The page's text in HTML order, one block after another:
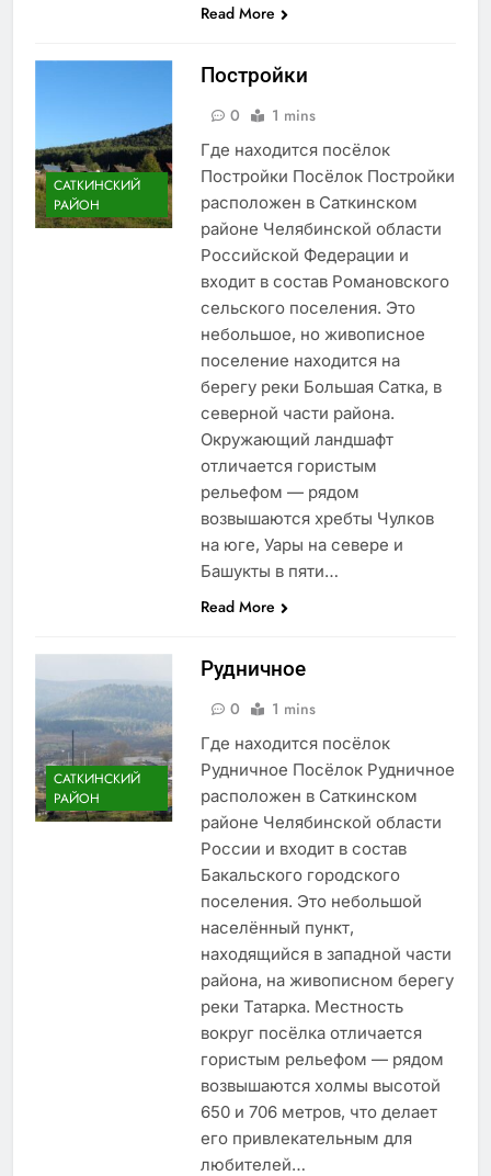
Read More
САТКИНСКИЙ
РАЙОН
Постройки
0 1 mins
Где находится посёлок
Постройки Посёлок Постройки
расположен в Саткинском
районе Челябинской области
Российской Федерации и
входит в состав Романовского
сельского поселения. Это
небольшое, но живописное
поселение находится на
берегу реки Большая Сатка, в
северной части района.
Окружающий ландшафт
отличается гористым
рельефом — рядом
возвышаются хребты Чулков
на юге, Уары на севере и
Башукты в пяти…
Read More
САТКИНСКИЙ
РАЙОН
Рудничное
0 1 mins
Где находится посёлок
Рудничное Посёлок Рудничное
расположен в Саткинском
районе Челябинской области
России и входит в состав
Бакальского городского
поселения. Это небольшой
населённый пункт,
находящийся в западной части
района, на живописном берегу
реки Татарка. Местность
вокруг посёлка отличается
гористым рельефом — рядом
возвышаются холмы высотой
650 и 706 метров, что делает
его привлекательным для
любителей…